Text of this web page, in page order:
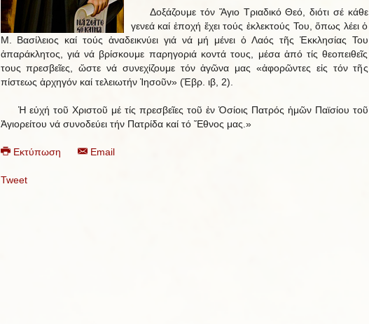
Δοξάζουμε τόν Ἅγιο Τριαδικό Θεό, διότι σέ κάθε
γενεά καί ἐποχή ἔχει τούς ἐκλεκτούς Του, ὅπως λέει ὁ
Μ. Βασίλειος καί τούς ἀναδεικνύει γιά νά μή μένει ὁ Λαός τῆς Ἐκκλησίας Του
ἀπαράκλητος, γιά νά βρίσκουμε παρηγοριά κοντά τους, μέσα ἀπό τίς θεοπειθεῖς
τους πρεσβεῖες, ὥστε νά συνεχίζουμε τόν ἀγῶνα μας «ἀφορῶντες εἰς τόν τῆς
πίστεως ἀρχηγόν καί τελειωτήν Ἰησοῦν» (Ἑβρ. ιβ, 2).
Ἡ εὐχή τοῦ Χριστοῦ μέ τίς πρεσβεῖες τοῦ ἐν Ὁσίοις Πατρός ἡμῶν Παϊσίου τοῦ
Ἁγιορείτου νά συνοδεύει τήν Πατρίδα καί τό Ἔθνος μας.»
Εκτύπωση Email
Tweet